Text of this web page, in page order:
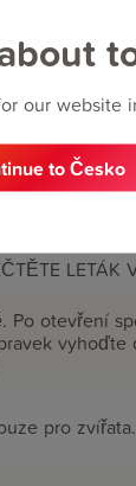
our website
to Česko
LETÁK
Po otevření
vyhoďte
pro zvířata.